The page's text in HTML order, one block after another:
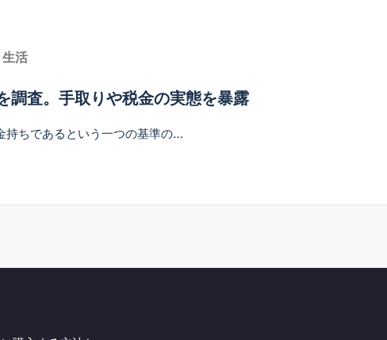
生活
調査。手取りや税金の実態を暴露
持ちであるという一つの基準の…